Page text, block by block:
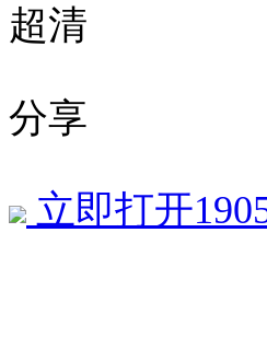
超清
分享
立即打开